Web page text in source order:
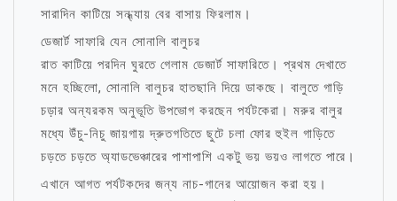
সারাদিন কাটিয়ে সন্ধ্যায় বের বাসায় ফিরলাম।
ডেজার্ট সাফারি যেন সোনালি বালুচর
রাত কাটিয়ে পরদিন ঘুরতে গেলাম ডেজার্ট সাফারিতে। প্রথম দেখাতে
মনে হচ্ছিলো, সোনালি বালুচর হাতছানি দিয়ে ডাকছে। বালুতে গাড়ি
চড়ার অন্যরকম অনুভূতি উপভোগ করছেন পর্যটকেরা। মরুর বালুর
মধ্যে উঁচু-নিচু জায়গায় দ্রুতগতিতে ছুটে চলা ফোর হুইল গাড়িতে
চড়তে চড়তে অ্যাডভেঞ্চারের পাশাপাশি একটু ভয় ভয়ও লাগতে পারে।
এখানে আগত পর্যটকদের জন্য নাচ-গানের আয়োজন করা হয়।